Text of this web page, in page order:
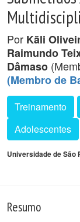
Por Kãli
Raimundo
Dâmaso
(Membro de
Treinamento
Adolescentes
Universidade de São
Resumo